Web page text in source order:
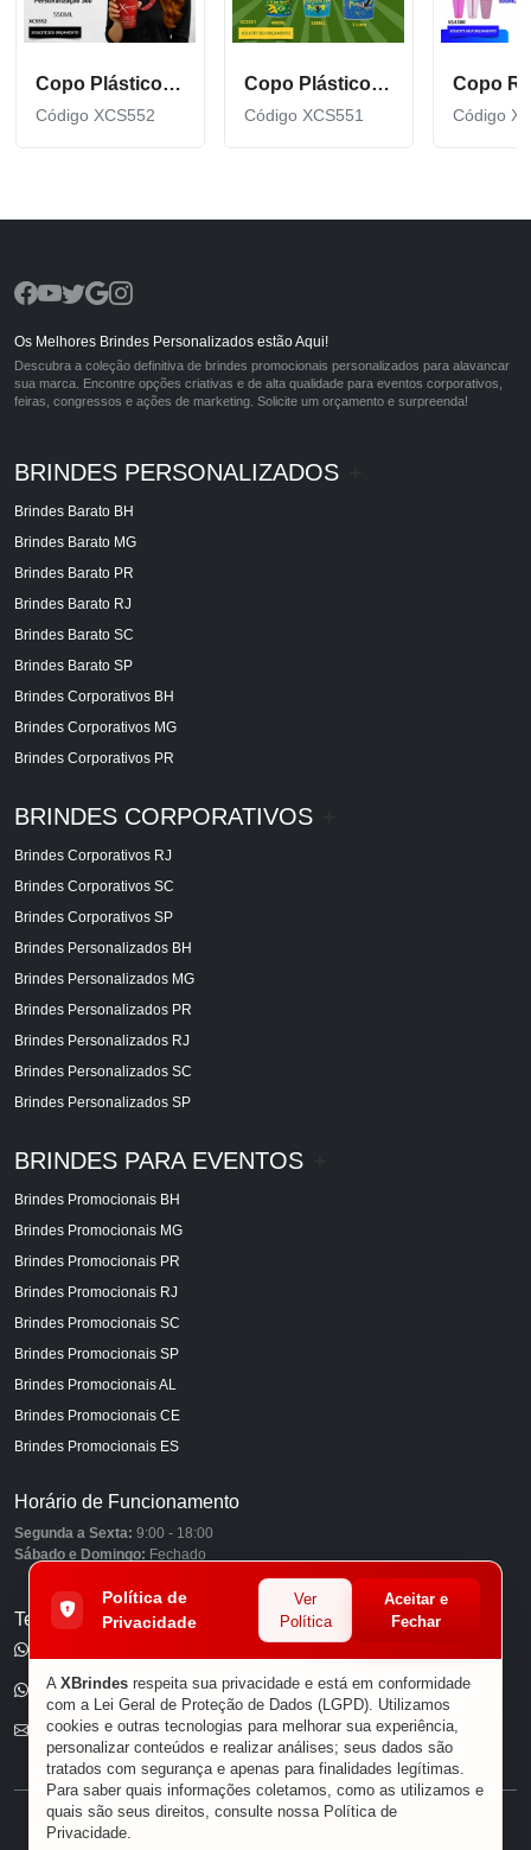
Copo Plástico de 550 ML com Tirante Personalizado XCS552
Código XCS552
Copo Plástico personalizado In Mold Label 360 XCS551
Código XCS551 Código
Os Melhores Brindes Personalizados estão Aqui!
Descubra a coleção definitiva de brindes promocionais personalizados para alavancar
sua marca. Encontre opções criativas e de alta qualidade para eventos corporativos,
feiras, congressos e ações de marketing. Solicite um orçamento e surpreenda!
BRINDES PERSONALIZADOS
Brindes Barato BH
Brindes Barato MG
Brindes Barato PR
Brindes Barato RJ
Brindes Barato SC
Brindes Barato SP
Brindes Corporativos BH
Brindes Corporativos MG
Brindes Corporativos PR
BRINDES CORPORATIVOS
Brindes Corporativos RJ
Brindes Corporativos SC
Brindes Corporativos SP
Brindes Personalizados BH
Brindes Personalizados MG
Brindes Personalizados PR
Brindes Personalizados RJ
Brindes Personalizados SC
Brindes Personalizados SP
BRINDES PARA EVENTOS
Brindes Promocionais BH
Brindes Promocionais MG
Brindes Promocionais PR
Brindes Promocionais RJ
Brindes Promocionais SC
Brindes Promocionais SP
Brindes Promocionais AL
Brindes Promocionais CE
Brindes Promocionais ES
Horário de Funcionamento
Segunda a Sexta: 9:00 - 18:00
Sábado e Domingo: Fechado
Telefones
(11) 96585-7462
E-mail
® XBRINDES
Política de
Privacidade
Ver
Política
Aceitar e
Fechar
A XBrindes respeita sua privacidade e está em conformidade
com a Lei Geral de Proteção de Dados (LGPD). Utilizamos
cookies e outras tecnologias para melhorar sua experiência,
personalizar conteúdos e realizar análises; seus dados são
tratados com segurança e apenas para finalidades legítimas.
Para saber quais informações coletamos, como as utilizamos e
quais são seus direitos, consulte nossa Política de
Privacidade.